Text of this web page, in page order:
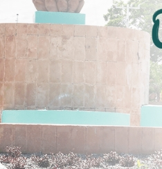
60 minutos ago
FIFA respalda a Gianni
llamados para que renuncie